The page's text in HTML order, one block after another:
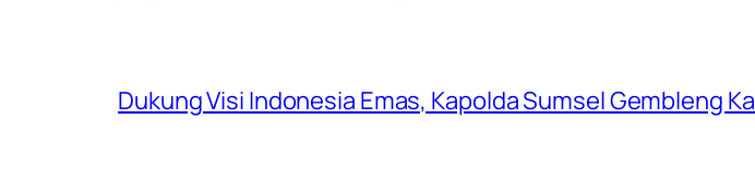
Dukung Visi Indonesia Emas, Kapolda Sumsel Gembleng